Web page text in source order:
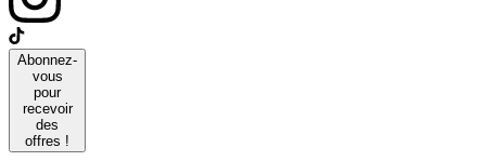
Abonnez-
vous
pour
recevoir
des
offres !